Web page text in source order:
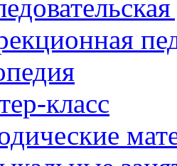
класс